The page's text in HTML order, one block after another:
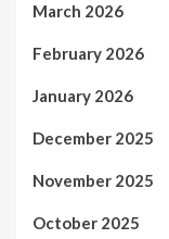
March 2026
February 2026
January 2026
December 2025
November 2025
October 2025